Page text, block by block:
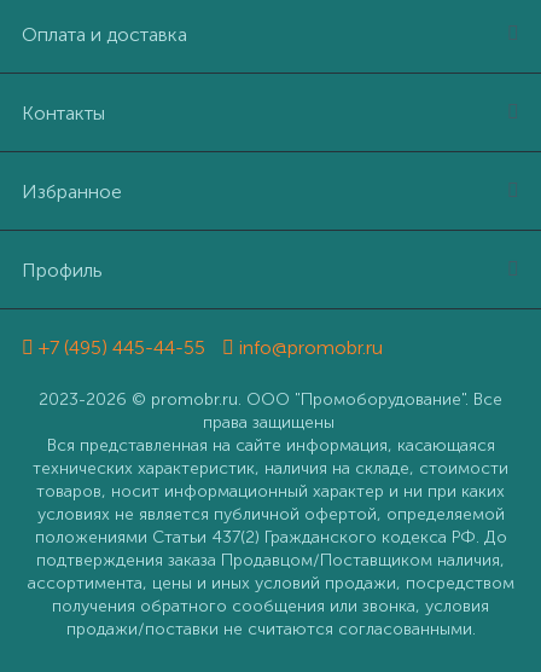
Оплата и доставка
Контакты
Избранное
Профиль
+7 (495) 445-44-55 info@promobr.ru
2023-2026 © promobr.ru. ООО "Промоборудование". Все
права защищены
Вся представленная на сайте информация, касающаяся
технических характеристик, наличия на складе, стоимости
товаров, носит информационный характер и ни при каких
условиях не является публичной офертой, определяемой
положениями Статьи 437(2) Гражданского кодекса РФ. До
подтверждения заказа Продавцом/Поставщиком наличия,
ассортимента, цены и иных условий продажи, посредством
получения обратного сообщения или звонка, условия
продажи/поставки не считаются согласованными.